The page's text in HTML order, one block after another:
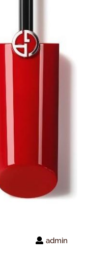
admin